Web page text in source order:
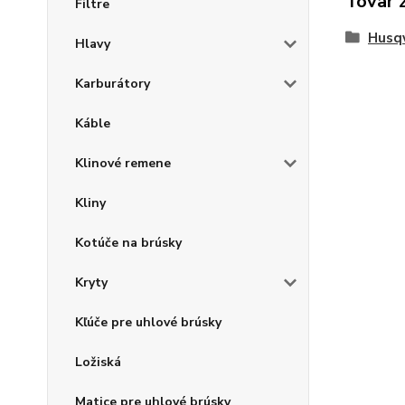
Filtre
Hlavy
Karburátory
Káble
Klinové remene
Kliny
Kotúče na brúsky
Kryty
Kľúče pre uhlové brúsky
Ložiská